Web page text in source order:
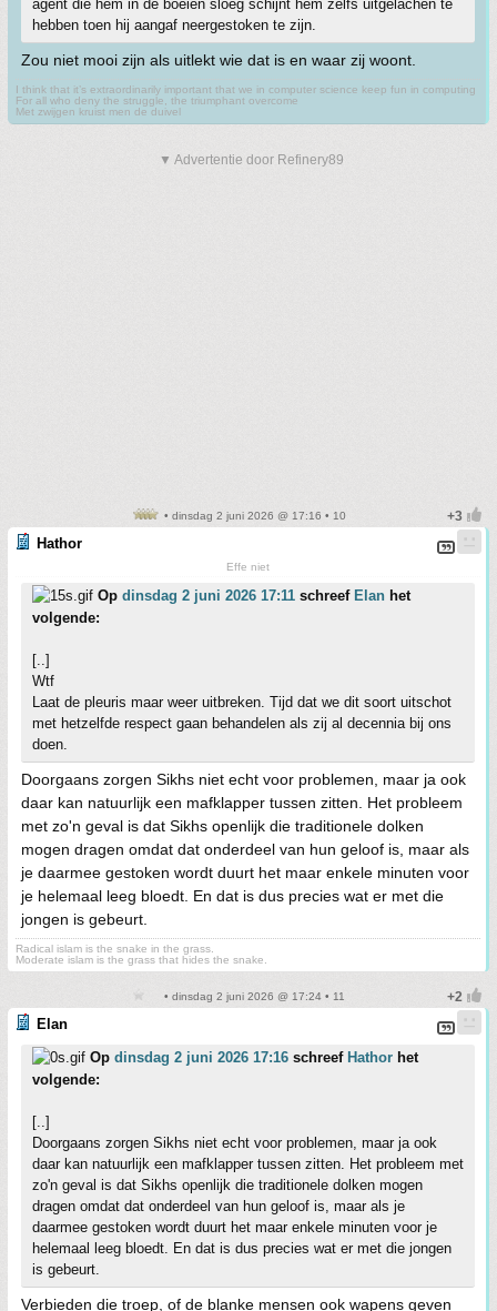
agent die hem in de boeien sloeg schijnt hem zelfs uitgelachen te
hebben toen hij aangaf neergestoken te zijn.
Zou niet mooi zijn als uitlekt wie dat is en waar zij woont.
I think that it’s extraordinarily important that we in computer science keep fun in computing
For all who deny the struggle, the triumphant overcome
Met zwijgen kruist men de duivel
▼ Advertentie door Refinery89
• dinsdag 2 juni 2026 @ 17:16 • 10
Hathor
Effe niet
Op dinsdag 2 juni 2026 17:11 schreef Elan het
volgende:
[..]
Wtf
Laat de pleuris maar weer uitbreken. Tijd dat we dit soort uitschot
met hetzelfde respect gaan behandelen als zij al decennia bij ons
doen.
Doorgaans zorgen Sikhs niet echt voor problemen, maar ja ook
daar kan natuurlijk een mafklapper tussen zitten. Het probleem
met zo'n geval is dat Sikhs openlijk die traditionele dolken
mogen dragen omdat dat onderdeel van hun geloof is, maar als
je daarmee gestoken wordt duurt het maar enkele minuten voor
je helemaal leeg bloedt. En dat is dus precies wat er met die
jongen is gebeurt.
Radical islam is the snake in the grass.
Moderate islam is the grass that hides the snake.
• dinsdag 2 juni 2026 @ 17:24 • 11
Elan
Op dinsdag 2 juni 2026 17:16 schreef Hathor het
volgende:
[..]
Doorgaans zorgen Sikhs niet echt voor problemen, maar ja ook
daar kan natuurlijk een mafklapper tussen zitten. Het probleem met
zo'n geval is dat Sikhs openlijk die traditionele dolken mogen
dragen omdat dat onderdeel van hun geloof is, maar als je
daarmee gestoken wordt duurt het maar enkele minuten voor je
helemaal leeg bloedt. En dat is dus precies wat er met die jongen
is gebeurt.
Verbieden die troep, of de blanke mensen ook wapens geven